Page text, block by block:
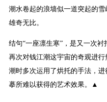
潮水卷起的浪墙似一道突起的
雄奇无比。
结句“一座凛生寒”，是又一次衬
再次对钱江潮这宇宙的奇观进
潮时多次运用了烘托的手法，
摹所难以获得的艺术效果。▲